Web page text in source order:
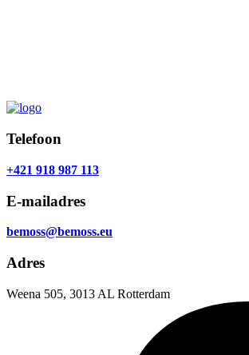
Telefoon
+421 918 987 113
E-mailadres
bemoss@bemoss.eu
Adres
Weena 505, 3013 AL Rotterdam